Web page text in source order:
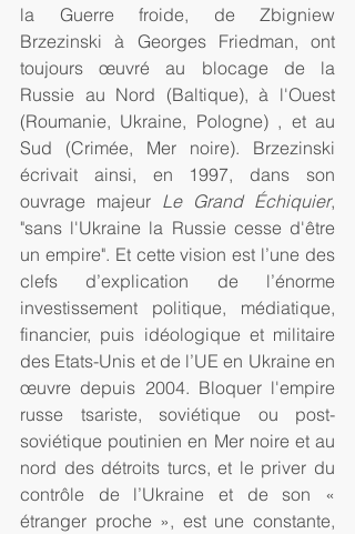
la Guerre froide, de Zbigniew
Brzezinski à Georges Friedman, ont
toujours œuvré au blocage de la
Russie au Nord (Baltique), à l'Ouest
(Roumanie, Ukraine, Pologne) , et au
Sud (Crimée, Mer noire). Brzezinski
écrivait ainsi, en 1997, dans son
ouvrage majeur Le Grand Échiquier,
"sans l'Ukraine la Russie cesse d'être
un empire". Et cette vision est l’une des
clefs d’explication de l’énorme
investissement politique, médiatique,
financier, puis idéologique et militaire
des Etats-Unis et de l’UE en Ukraine en
œuvre depuis 2004. Bloquer l'empire
russe tsariste, soviétique ou post-
soviétique poutinien en Mer noire et au
nord des détroits turcs, et le priver du
contrôle de l’Ukraine et de son «
étranger proche », est une constante,